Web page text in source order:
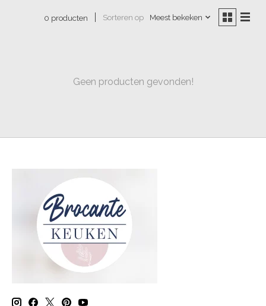
0 producten Sorteren op Meest bekeken
Geen producten gevonden!